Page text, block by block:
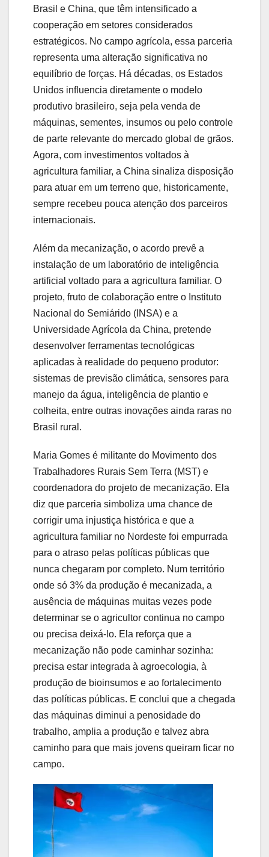
Brasil e China, que têm intensificado a
cooperação em setores considerados
estratégicos. No campo agrícola, essa parceria
representa uma alteração significativa no
equilíbrio de forças. Há décadas, os Estados
Unidos influencia diretamente o modelo
produtivo brasileiro, seja pela venda de
máquinas, sementes, insumos ou pelo controle
de parte relevante do mercado global de grãos.
Agora, com investimentos voltados à
agricultura familiar, a China sinaliza disposição
para atuar em um terreno que, historicamente,
sempre recebeu pouca atenção dos parceiros
internacionais.
Além da mecanização, o acordo prevê a
instalação de um laboratório de inteligência
artificial voltado para a agricultura familiar. O
projeto, fruto de colaboração entre o Instituto
Nacional do Semiárido (INSA) e a
Universidade Agrícola da China, pretende
desenvolver ferramentas tecnológicas
aplicadas à realidade do pequeno produtor:
sistemas de previsão climática, sensores para
manejo da água, inteligência de plantio e
colheita, entre outras inovações ainda raras no
Brasil rural.
Maria Gomes é militante do Movimento dos
Trabalhadores Rurais Sem Terra (MST) e
coordenadora do projeto de mecanização. Ela
diz que parceria simboliza uma chance de
corrigir uma injustiça histórica e que a
agricultura familiar no Nordeste foi empurrada
para o atraso pelas políticas públicas que
nunca chegaram por completo. Num território
onde só 3% da produção é mecanizada, a
ausência de máquinas muitas vezes pode
determinar se o agricultor continua no campo
ou precisa deixá-lo. Ela reforça que a
mecanização não pode caminhar sozinha:
precisa estar integrada à agroecologia, à
produção de bioinsumos e ao fortalecimento
das políticas públicas. E conclui que a chegada
das máquinas diminui a penosidade do
trabalho, amplia a produção e talvez abra
caminho para que mais jovens queiram ficar no
campo.